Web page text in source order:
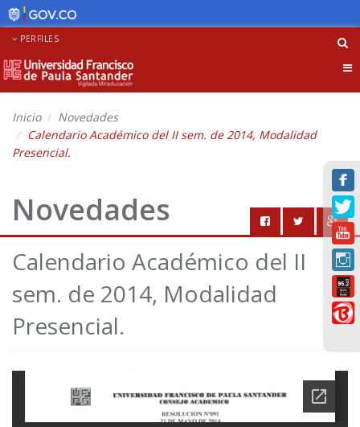
PERFILES
Inicio
Novedades
Calendario Académico del II sem. de 2014, Modalidad
Presencial.
Novedades
Calendario Académico del II
sem. de 2014, Modalidad
Presencial.